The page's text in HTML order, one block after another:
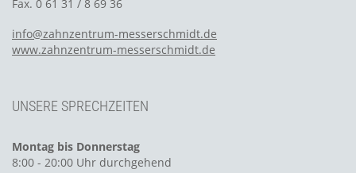
Fax. 0 61 31 / 8 69 36
info@zahnzentrum-messerschmidt.de
www.zahnzentrum-messerschmidt.de
UNSERE SPRECHZEITEN
Montag bis Donnerstag
8:00 - 20:00 Uhr durchgehend